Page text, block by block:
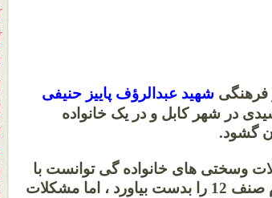
فرهنگی شهید عبدالرؤف پاییز حنیفی
او در سال 1316 خورشیدی در شهر کابل و در یک خانواده
گشود.
وسختی های خانواده گی توانست با
استقاده از مدارس شبانه دیپلوم صنف 12 را بدست بیاورد ، اما مشکلات